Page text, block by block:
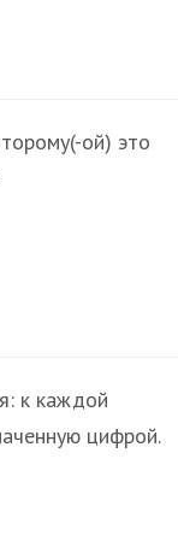
ой) это
к каждой
цифрой.